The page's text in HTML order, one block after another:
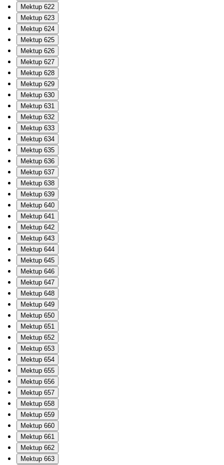
Mektup 622
Mektup 623
Mektup 624
Mektup 625
Mektup 626
Mektup 627
Mektup 628
Mektup 629
Mektup 630
Mektup 631
Mektup 632
Mektup 633
Mektup 634
Mektup 635
Mektup 636
Mektup 637
Mektup 638
Mektup 639
Mektup 640
Mektup 641
Mektup 642
Mektup 643
Mektup 644
Mektup 645
Mektup 646
Mektup 647
Mektup 648
Mektup 649
Mektup 650
Mektup 651
Mektup 652
Mektup 653
Mektup 654
Mektup 655
Mektup 656
Mektup 657
Mektup 658
Mektup 659
Mektup 660
Mektup 661
Mektup 662
Mektup 663